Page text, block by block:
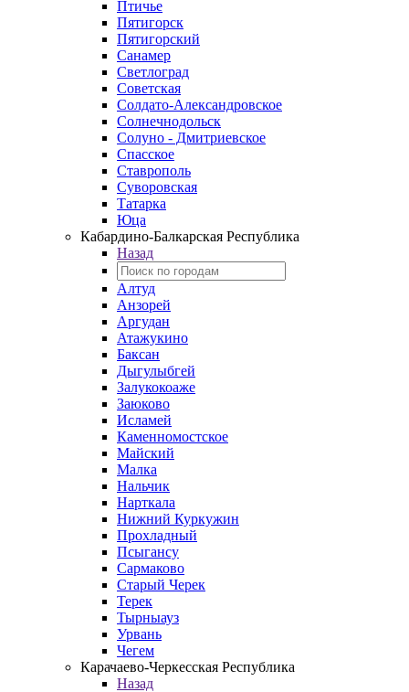
Птичье
Пятигорск
Пятигорский
Санамер
Светлоград
Советская
Солдато-Александровское
Солнечнодольск
Солуно - Дмитриевское
Спасское
Ставрополь
Суворовская
Татарка
Юца
Кабардино‑Балкарская Республика
Назад
Алтуд
Анзорей
Аргудан
Атажукино
Баксан
Дыгулыбгей
Залукокоаже
Заюково
Исламей
Каменномостское
Майский
Малка
Нальчик
Нарткала
Нижний Куркужин
Прохладный
Псыгансу
Сармаково
Старый Черек
Терек
Тырныауз
Урвань
Чегем
Карачаево-Черкесская Республика
Назад